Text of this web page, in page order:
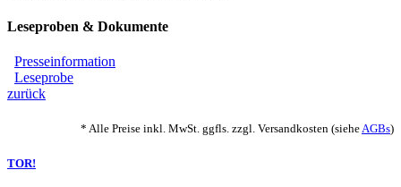
Leseproben & Dokumente
Presseinformation
Leseprobe
zurück
* Alle Preise inkl. MwSt. ggfls. zzgl. Versandkosten (sieheAGBs)
TOR!